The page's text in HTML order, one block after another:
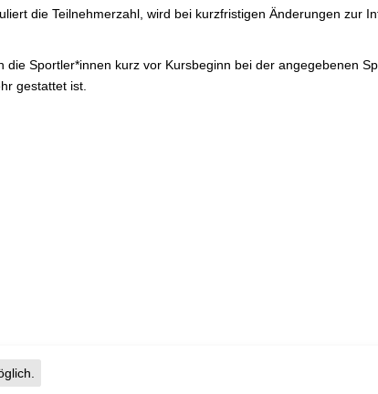
die Teilnehmerzahl, wird bei kurzfristigen Änderungen zur
Sportler*innen kurz vor Kursbeginn bei der angegebenen
gestattet ist.